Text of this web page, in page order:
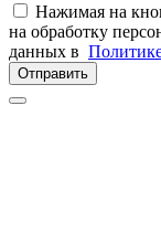
Нажимая на
на обработку
данных в
Отправить